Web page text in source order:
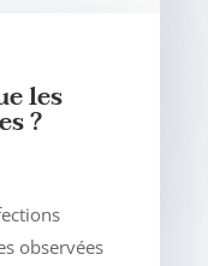
les
?
observées